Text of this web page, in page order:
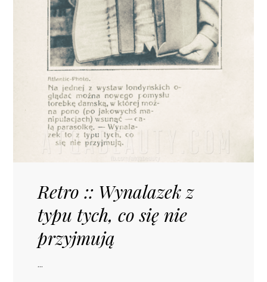
Retro :: Wynalazek z
typu tych, co się nie
przyjmują
...